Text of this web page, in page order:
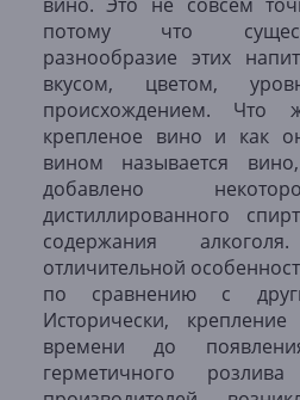
потому что
разнообразие этих
вкусом, цветом,
происхождением. Что
крепленое вино и как
вином называется
добавлено
дистиллированного
содержания
отличительной
по сравнению с
Исторически,
времени до
герметичного